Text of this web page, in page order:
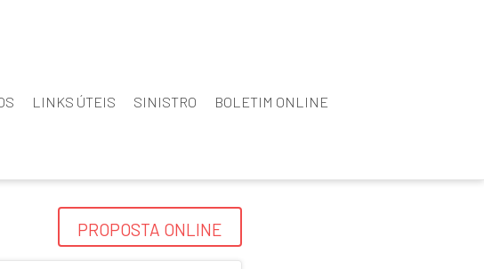
LINKS ÚTEIS SINISTRO BOLETIM ONLINE
PROPOSTA ONLINE